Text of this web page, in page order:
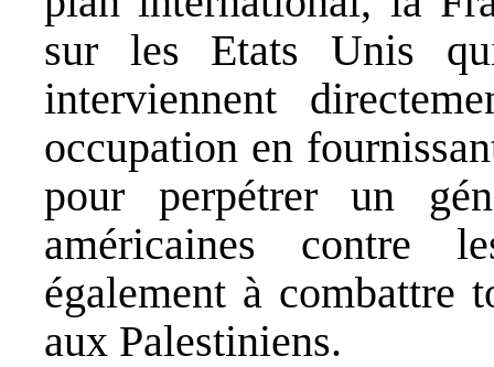
sur les Etats Unis
interviennent
occupation en
pour perpétrer un
américaines contre
également à combattre
aux Palestiniens.